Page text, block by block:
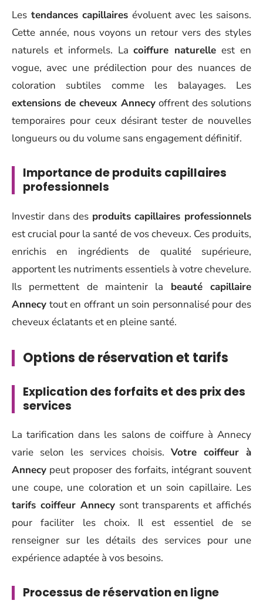
Les tendances capillaires évoluent avec les saisons.
Cette année, nous voyons un retour vers des styles
naturels et informels. Lacoiffure naturelle est en
vogue, avec une prédilection pour des nuances de
coloration subtiles comme les balayages. Les
extensions de cheveux Annecyoffrent des solutions
temporaires pour ceux désirant tester de nouvelles
longueurs ou du volume sans engagement définitif.
Importance de produits capillaires
professionnels
Investir dans des produits capillaires professionnels
est crucial pour la santé de vos cheveux. Ces produits,
enrichis en ingrédients de qualité supérieure,
apportent les nutriments essentiels à votre chevelure.
Ils permettent de maintenir la beauté capillaire
Annecy tout en offrant un soin personnalisé pour des
cheveux éclatants et en pleine santé.
Options de réservation et tarifs
Explication des forfaits et des prix des
services
La tarification dans les salons de coiffure à Annecy
varie selon les services choisis.Votre coiffeur à
Annecy peut proposer des forfaits, intégrant souvent
une coupe, une coloration et un soin capillaire. Les
tarifs coiffeur Annecysont transparents et affichés
pour faciliter les choix. Il est essentiel de se
renseigner sur les détails des services pour une
expérience adaptée à vos besoins.
Processus de réservation en ligne